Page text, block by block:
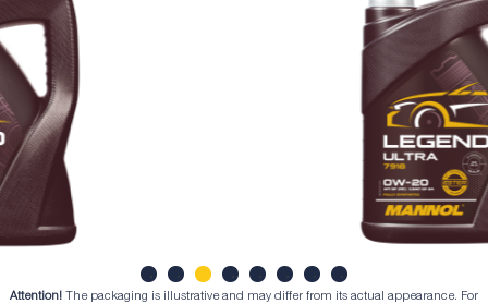
2 3 4 5 7 8
Attention! The packaging is illustrative and may differ from its actual appearance. For